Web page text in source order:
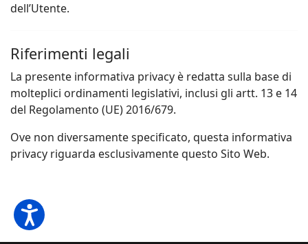
dell’Utente.
Riferimenti legali
La presente informativa privacy è redatta sulla base di
molteplici ordinamenti legislativi, inclusi gli artt. 13 e 14
del Regolamento (UE) 2016/679.
Ove non diversamente specificato, questa informativa
privacy riguarda esclusivamente questo Sito Web.